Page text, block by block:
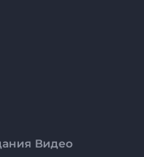
Видео